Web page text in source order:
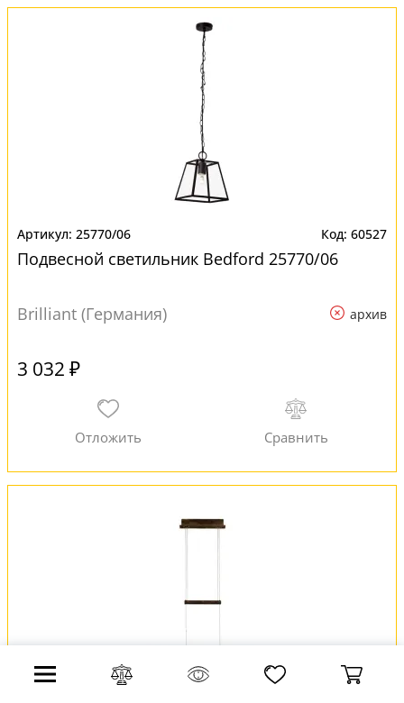
25770/06 60527
Подвесной светильник Bedford 25770/06
Brilliant (Германия) архив
3 032 ₽